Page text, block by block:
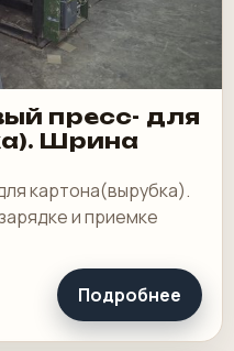
пресс- для
Шрина
картона(вырубка).
и приемке
Подробнее